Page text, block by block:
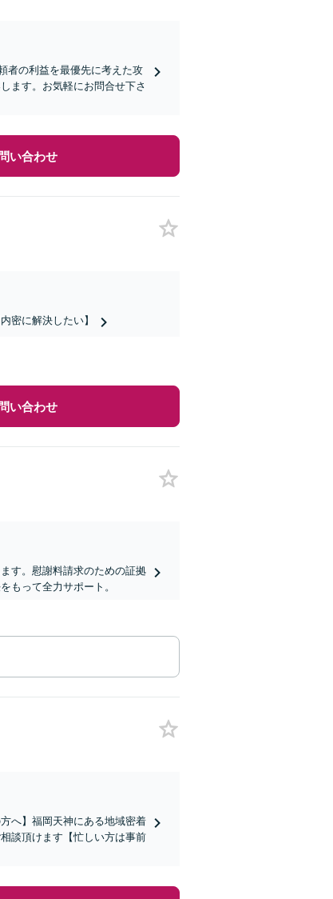
者の利益を最優先に考えた攻
ます。お気軽にお問合せ下さ
い合わせ
密に解決したい】
い合わせ
す。慰謝料請求のための証拠
もって全力サポート。
へ】福岡天神にある地域密着
談頂けます【忙しい方は事前